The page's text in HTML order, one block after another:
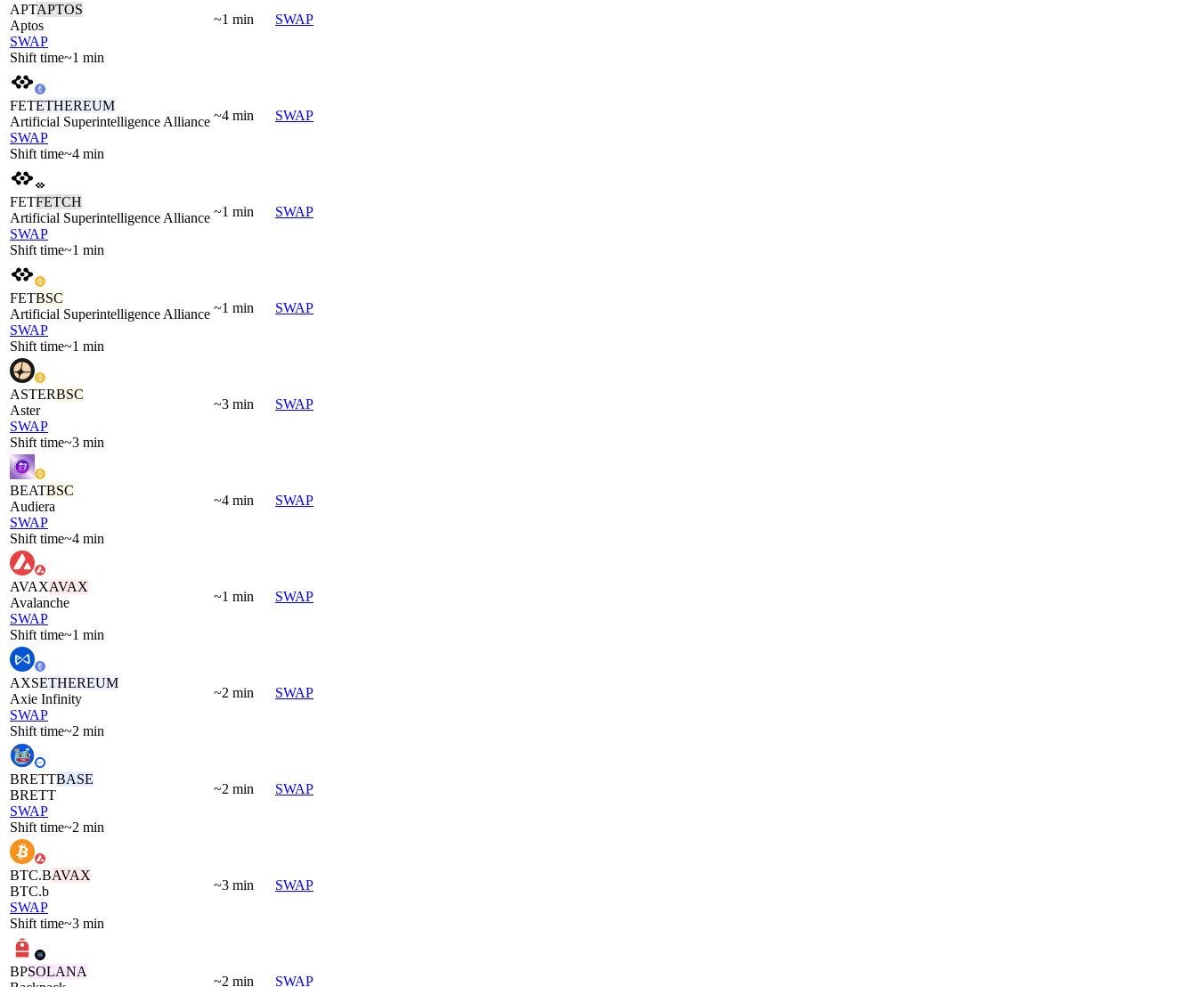
APTAPTOS
Aptos
SWAP
Shift time~1 min
~1 min SWAP
FETETHEREUM
Artificial Superintelligence Alliance
SWAP
Shift time~4 min
~4 min SWAP
FETFETCH
Artificial Superintelligence Alliance
SWAP
Shift time~1 min
~1 min SWAP
FETBSC
Artificial Superintelligence Alliance
SWAP
Shift time~1 min
~1 min SWAP
ASTERBSC
Aster
SWAP
Shift time~3 min
~3 min SWAP
BEATBSC
Audiera
SWAP
Shift time~4 min
~4 min SWAP
AVAXAVAX
Avalanche
SWAP
Shift time~1 min
~1 min SWAP
AXSETHEREUM
Axie Infinity
SWAP
Shift time~2 min
~2 min SWAP
BRETTBASE
BRETT
SWAP
Shift time~2 min
~2 min SWAP
BTC.BAVAX
BTC.b
SWAP
Shift time~3 min
~3 min SWAP
BPSOLANA
~2 min SWAP